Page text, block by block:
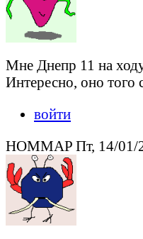
Мне Днепр 11 на
Интересно, оно того
войти
HOMMAP Пт, 14/01/